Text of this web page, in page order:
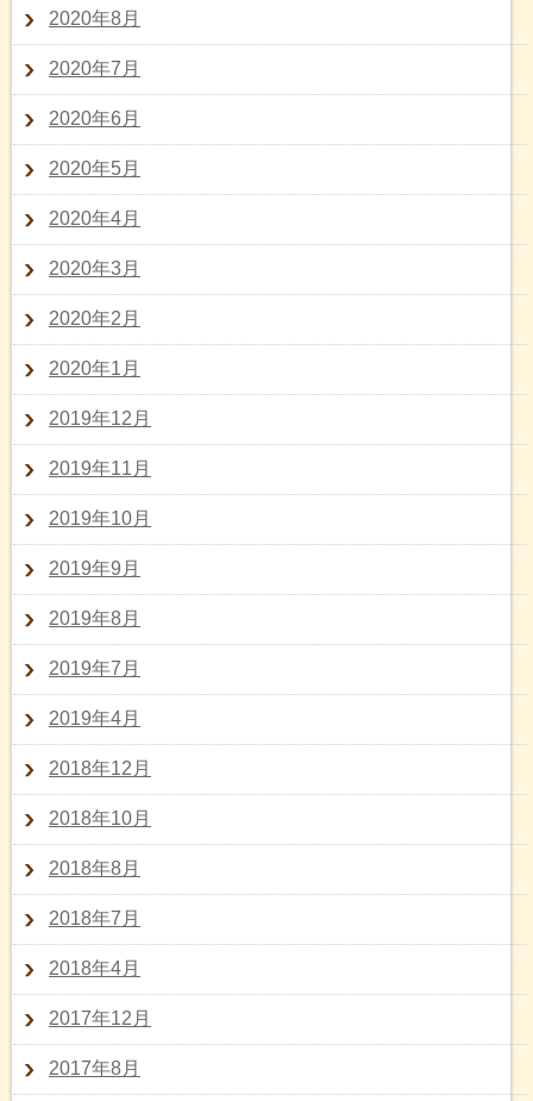
2020年8月
2020年7月
2020年6月
2020年5月
2020年4月
2020年3月
2020年2月
2020年1月
2019年12月
2019年11月
2019年10月
2019年9月
2019年8月
2019年7月
2019年4月
2018年12月
2018年10月
2018年8月
2018年7月
2018年4月
2017年12月
2017年8月